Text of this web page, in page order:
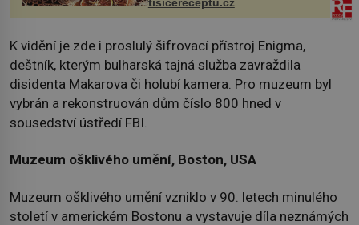
K vidění je zde i proslulý šifrovací přístroj Enigma,
deštník, kterým bulharská tajná služba zavraždila
disidenta Makarova či holubí kamera. Pro muzeum byl
vybrán a rekonstruován dům číslo 800 hned v
sousedství ústředí FBI.
Muzeum ošklivého umění, Boston, USA
Muzeum ošklivého umění vzniklo v 90. letech minulého
století v americkém Bostonu a vystavuje díla neznámých